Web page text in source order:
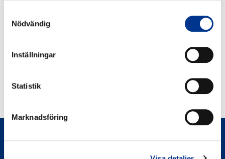
Nödvändig
Inställningar
Statistik
Marknadsföring